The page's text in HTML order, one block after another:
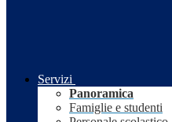
Servizi
Panoramica
Famiglie e studenti